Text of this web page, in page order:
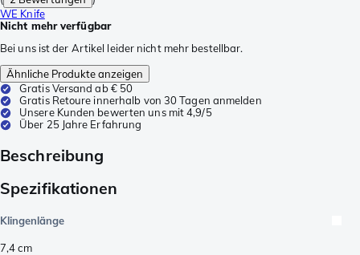
WE Knife
Nicht mehr verfügbar
Bei uns ist der Artikel leider nicht mehr bestellbar.
Ähnliche Produkte anzeigen
Gratis Versand ab € 50
Gratis Retoure innerhalb von 30 Tagen anmelden
Unsere Kunden bewerten uns mit 4,9/5
Über 25 Jahre Erfahrung
Beschreibung
Spezifikationen
Klingenlänge
7,4cm